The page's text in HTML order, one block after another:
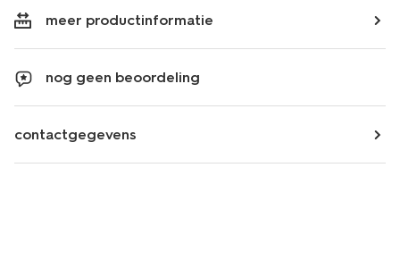
meer productinformatie
nog geen beoordeling
contactgegevens